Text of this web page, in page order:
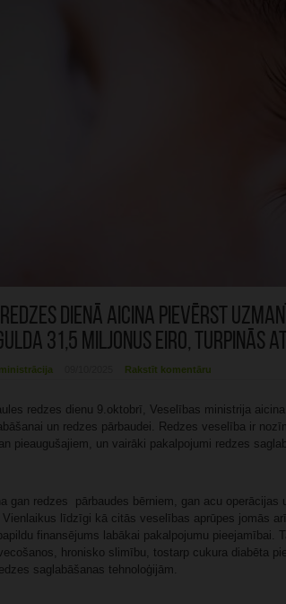
dienā aicina pievērst
31,5 miljonus eiro, turpinās
Rakstīt komentāru
redzes dienu 9.oktobrī, Veselības ministrija
un redzes pārbaudei. Redzes veselība ir
pieaugušajiem, un vairāki pakalpojumi redzes
gan redzes pārbaudes bērniem, gan acu operācijas
Vienlaikus līdzīgi kā citās veselības aprūpes jomās
finansējums labākai pakalpojumu pieejamībai.
hronisko slimību, tostarp cukura diabēta
saglabāšanas tehnoloģijām.